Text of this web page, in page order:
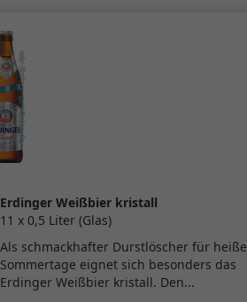
Erdinger Weißbier kristall
11 x 0,5 Liter (Glas)
Als schmackhafter Durstlöscher für heiße
Sommertage eignet sich besonders das
Erdinger Weißbier kristall. Den...